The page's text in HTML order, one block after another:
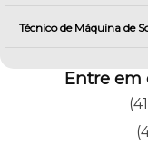
Técnico de Máquina de
Entre em